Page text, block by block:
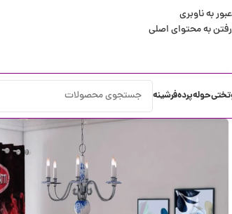
عبور به ناوبری
رفتن به محتوای اصلی
حولهپردهفرشینه